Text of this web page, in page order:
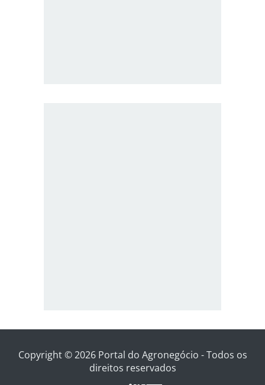
Copyright © 2026 Portal do Agronegócio - Todos os
direitos reservados